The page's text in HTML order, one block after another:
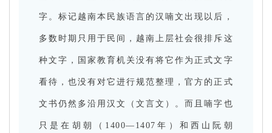
字。标记越南本民族语言的汉喃文出现以后，
多数时期只用于民间，越南上层社会很排斥这
种文字，国家教育机关没有将它作为正式文字
看待，也没有对它进行规范整理，官方的正式
文书仍然多沿用汉文（文言文）。而且喃字也
只是在胡朝（1400—1407年）和西山阮朝